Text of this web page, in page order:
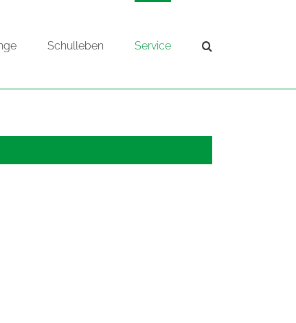
Schulleben Service